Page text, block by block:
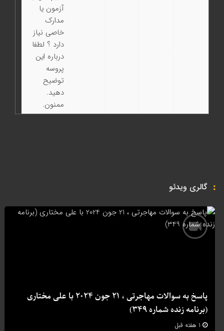
آزمون یا
مدارک
خاصی نیاز
دارد ؟ لطفا
درباره این
پروسه
توضیح
دهید.
ممنون.
گالری ویدئو
پاسخ به سوالات مهاجرتی ، 21 جون 2024 با علی مختاری
(برنامه زنده شماره 349)
1 هفته قبل